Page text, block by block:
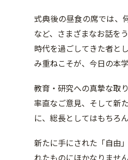
式典後の昼食の席では、
など、さまざまなお話を
時代を過ごしてきた者と
み重ねこそが、今日の本
教育・研究への真摯な取
率直なご意見、そして新
に、総長としてはもちろ
新たに手にされた「自由
れたものにほかなりません